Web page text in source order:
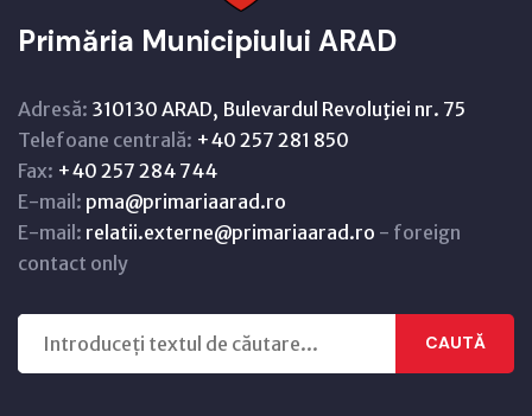
Primăria Municipiului ARAD
Adresă: 310130 ARAD, Bulevardul Revoluţiei nr. 75
Telefoane centrală: +40 257 281 850
Fax: +40 257 284 744
E-mail: pma@primariaarad.ro
E-mail: relatii.externe@primariaarad.ro - foreign
contact only
CAUTĂ